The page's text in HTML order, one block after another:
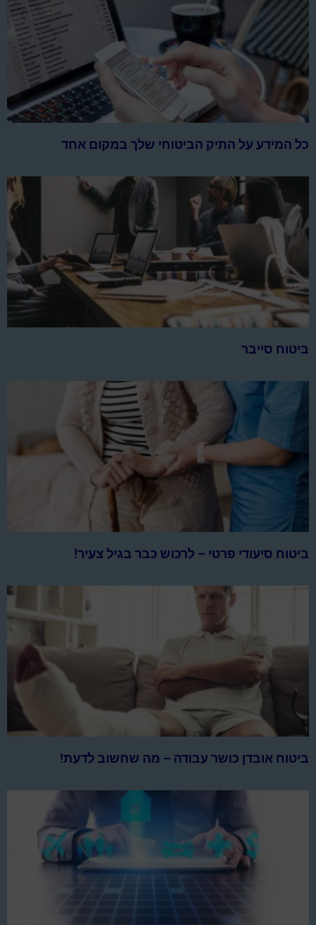
כל המידע על התיק הביטוחי שלך במקום אחד
ביטוח סייבר
ביטוח סיעודי פרטי – לרכוש כבר בגיל צעיר!
ביטוח אובדן כושר עבודה – מה שחשוב לדעת!